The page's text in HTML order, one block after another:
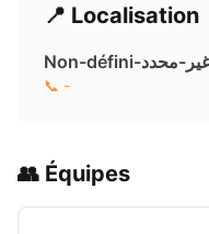
📍 Localisation
📞 -
👥 Équipes